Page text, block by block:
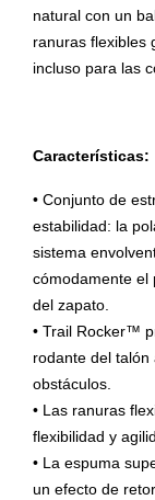
natural con un
ranuras flexibles
incluso para las
Características:
• Conjunto de
estabilidad: la
sistema
cómodamente el
del zapato.
• Trail Rocker™
rodante del
obstáculos.
• Las ranuras
flexibilidad y
• La espuma
un efecto de